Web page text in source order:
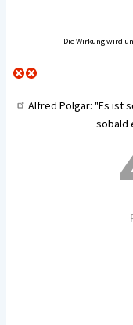
Die Wirkung wird
Alfred Polgar: "Es ist
sobald